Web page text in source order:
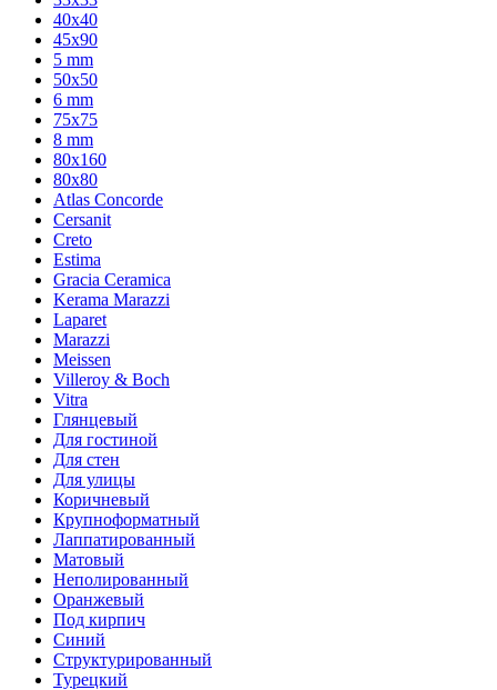
40х40
45x90
5 mm
50x50
6 mm
75х75
8 mm
80x160
80x80
Atlas Concorde
Cersanit
Creto
Estima
Gracia Ceramica
Kerama Marazzi
Laparet
Marazzi
Meissen
Villeroy & Boch
Vitra
Глянцевый
Для гостиной
Для стен
Для улицы
Коричневый
Крупноформатный
Лаппатированный
Матовый
Неполированный
Оранжевый
Под кирпич
Синий
Структурированный
Турецкий